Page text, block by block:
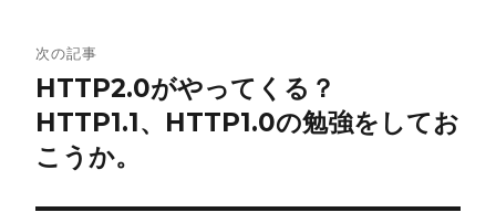
ビ
ゲ
ー
次の記事
HTTP2.0がやってくる？
HTTP1.1、HTTP1.0の勉強をしてお
こうか。